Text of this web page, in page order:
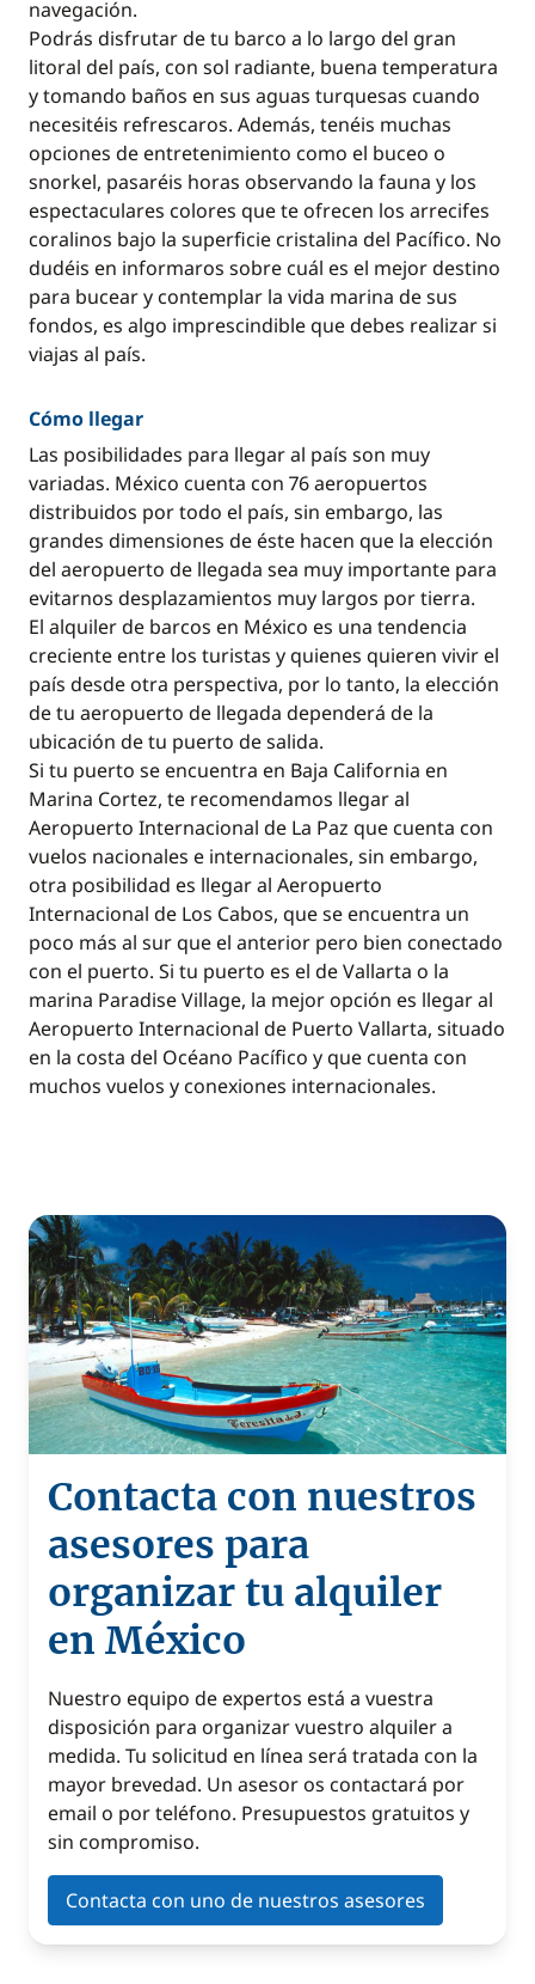
navegación.
Podrás disfrutar de tu barco a lo largo del gran
litoral del país, con sol radiante, buena temperatura
y tomando baños en sus aguas turquesas cuando
necesitéis refrescaros. Además, tenéis muchas
opciones de entretenimiento como el buceo o
snorkel, pasaréis horas observando la fauna y los
espectaculares colores que te ofrecen los arrecifes
coralinos bajo la superficie cristalina del Pacífico. No
dudéis en informaros sobre cuál es el mejor destino
para bucear y contemplar la vida marina de sus
fondos, es algo imprescindible que debes realizar si
viajas al país.
Cómo llegar
Las posibilidades para llegar al país son muy
variadas. México cuenta con 76 aeropuertos
distribuidos por todo el país, sin embargo, las
grandes dimensiones de éste hacen que la elección
del aeropuerto de llegada sea muy importante para
evitarnos desplazamientos muy largos por tierra.
El alquiler de barcos en México es una tendencia
creciente entre los turistas y quienes quieren vivir el
país desde otra perspectiva, por lo tanto, la elección
de tu aeropuerto de llegada dependerá de la
ubicación de tu puerto de salida.
Si tu puerto se encuentra en Baja California en
Marina Cortez, te recomendamos llegar al
Aeropuerto Internacional de La Paz que cuenta con
vuelos nacionales e internacionales, sin embargo,
otra posibilidad es llegar al Aeropuerto
Internacional de Los Cabos, que se encuentra un
poco más al sur que el anterior pero bien conectado
con el puerto. Si tu puerto es el de Vallarta o la
marina Paradise Village, la mejor opción es llegar al
Aeropuerto Internacional de Puerto Vallarta, situado
en la costa del Océano Pacífico y que cuenta con
muchos vuelos y conexiones internacionales.
Contacta con nuestros
asesores para
organizar tu alquiler
en México
Nuestro equipo de expertos está a vuestra
disposición para organizar vuestro alquiler a
medida. Tu solicitud en línea será tratada con la
mayor brevedad. Un asesor os contactará por
email o por teléfono. Presupuestos gratuitos y
sin compromiso.
Contacta con uno de nuestros asesores